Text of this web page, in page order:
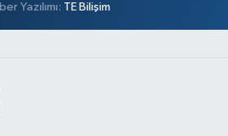
Yazılımı: TE Bilişim